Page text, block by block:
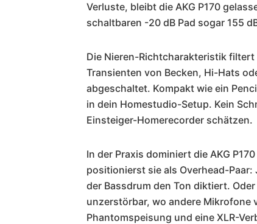
Verluste, bleibt die AKG P170
schaltbaren -20 dB Pad sogar 155
Die Nieren-Richtcharakteristik
Transienten von Becken, Hi-Hats
abgeschaltet. Kompakt wie ein
in dein Homestudio-Setup. Kein
Einsteiger-Homerecorder schätzen.
In der Praxis dominiert die AKG
positionierst sie als Overhead-
der Bassdrum den Ton diktiert.
unzerstörbar, wo andere Mikrofone
Phantomspeisung und eine XLR-